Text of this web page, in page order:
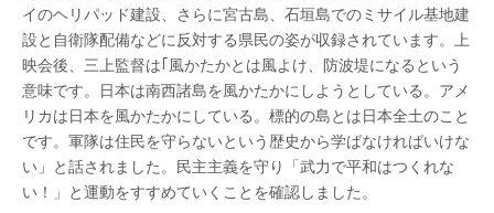
北
海
道
海
道
集
会
報
告
｢標
的
の
島
風
(か
イのヘリパッド建設、さらに宮古島、石垣島でのミサイル基地建
設と自衛隊配備などに反対する県民の姿が収録されています。上
映会後、三上監督は｢風かたかとは風よけ、防波堤になるという
意味です。日本は南西諸島を風かたかにしようとしている。アメ
リカは日本を風かたかにしている。標的の島とは日本全土のこと
です。軍隊は住民を守らないという歴史から学ばなければいけな
い」と話されました。民主主義を守り「武力で平和はつくれな
い！」と運動をすすめていくことを確認しました。